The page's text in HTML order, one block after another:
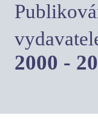
2000 -